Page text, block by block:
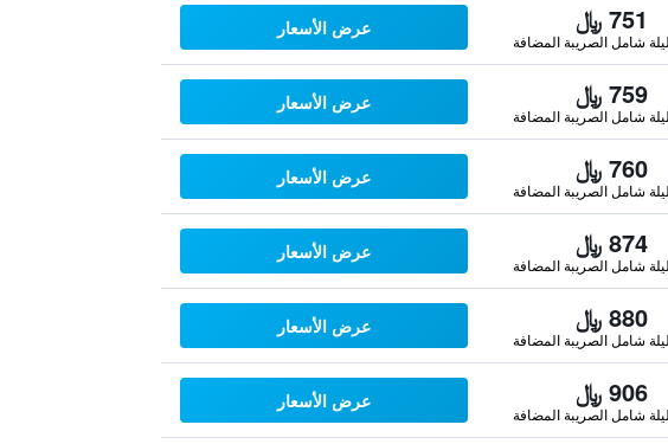
751 ﷼
شامل الصريبة المضافة
عرض الأسعار
759 ﷼
شامل الصريبة المضافة
عرض الأسعار
760 ﷼
شامل الصريبة المضافة
عرض الأسعار
874 ﷼
شامل الصريبة المضافة
عرض الأسعار
880 ﷼
شامل الصريبة المضافة
عرض الأسعار
906 ﷼
شامل الصريبة المضافة
عرض الأسعار